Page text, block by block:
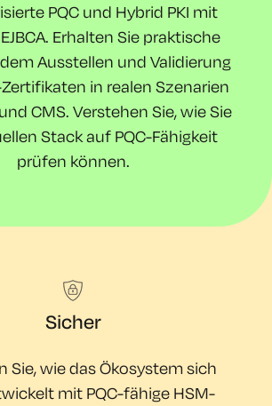
PQC und Hybrid PKI mit
Erhalten Sie praktische
Ausstellen und Validierung
in realen Szenarien
CMS. Verstehen Sie, wie Sie
Stack auf PQC-Fähigkeit
prüfen können.
Sicher
Sie, wiedas Ökosystem sich
mit PQC-fähige HSM-